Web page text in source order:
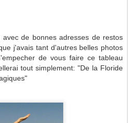
de bonnes adresses de restos
j'avais tant d'autres belles photos
de vous faire ce tableau
tout simplement: "De la Floride